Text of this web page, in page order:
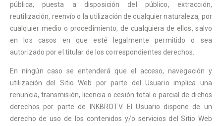
pública, puesta a disposición del público, extracción,
reutilización, reenvío o la utilización de cualquier naturaleza, por
cualquier medio o procedimiento, de cualquiera de ellos, salvo
en los casos en que esté legalmente permitido o sea
autorizado por el titular de los correspondientes derechos.
En ningún caso se entenderá que el acceso, navegación y
utilización del Sitio Web por parte del Usuario implica una
renuncia, transmisión, licencia o cesión total o parcial de dichos
derechos por parte de INKBROTV. El Usuario dispone de un
derecho de uso de los contenidos y/o servicios del Sitio Web